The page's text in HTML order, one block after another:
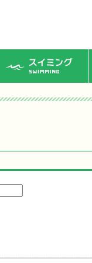
スイミング